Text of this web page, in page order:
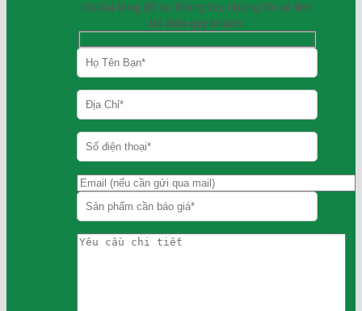
tôi.Vui lòng để lại thông tin, chúng tôi sẽ liên
hệ đến quý khách.